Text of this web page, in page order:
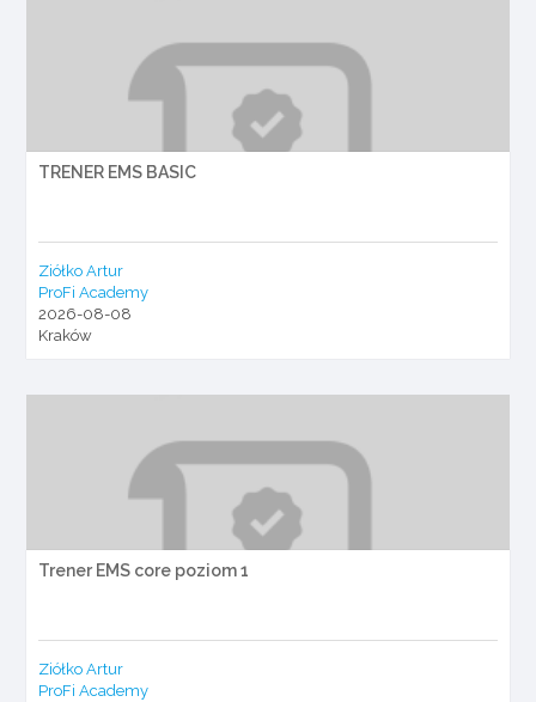
TRENER EMS BASIC
Ziółko Artur
ProFi Academy
2026-08-08
Kraków
Trener EMS core poziom 1
Ziółko Artur
ProFi Academy